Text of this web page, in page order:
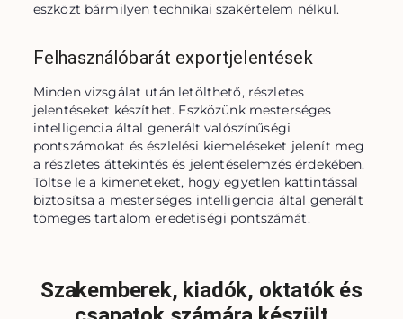
eszközt bármilyen technikai szakértelem nélkül.
Felhasználóbarát exportjelentések
Minden vizsgálat után letölthető, részletes
jelentéseket készíthet. Eszközünk mesterséges
intelligencia által generált valószínűségi
pontszámokat és észlelési kiemeléseket jelenít meg
a részletes áttekintés és jelentéselemzés érdekében.
Töltse le a kimeneteket, hogy egyetlen kattintással
biztosítsa a mesterséges intelligencia által generált
tömeges tartalom eredetiségi pontszámát.
Szakemberek, kiadók, oktatók és